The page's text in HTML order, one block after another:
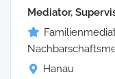
Mediator,
Hanau